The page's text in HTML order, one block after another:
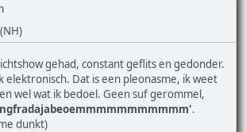
gehad, constant geflits en gedonder.
elektronisch. Dat is een pleonasme, ik weet
wel wat ik bedoel. Geen suf gerommel,
.
dunkt)